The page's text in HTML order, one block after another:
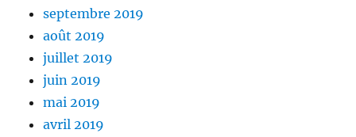
septembre 2019
août 2019
juillet 2019
juin 2019
mai 2019
avril 2019